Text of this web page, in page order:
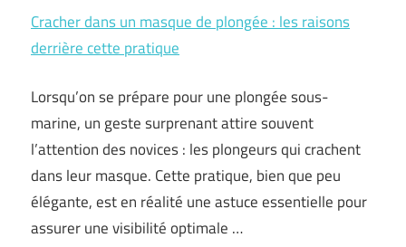
Cracher dans un masque de plongée : les raisons
derrière cette pratique
Lorsqu’on se prépare pour une plongée sous-
marine, un geste surprenant attire souvent
l’attention des novices : les plongeurs qui crachent
dans leur masque. Cette pratique, bien que peu
élégante, est en réalité une astuce essentielle pour
assurer une visibilité optimale …